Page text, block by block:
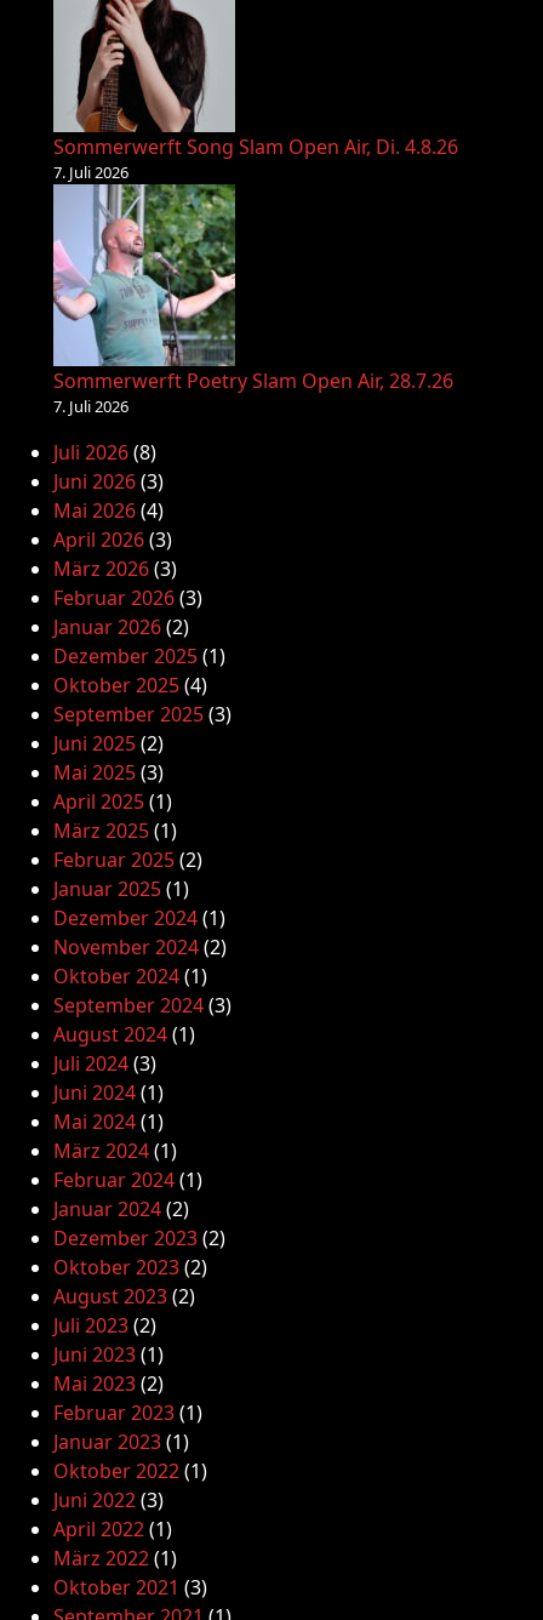
Sommerwerft Song Slam Open Air, Di. 4.8.26
7. Juli 2026
Sommerwerft Poetry Slam Open Air, 28.7.26
7. Juli 2026
Juli 2026(8)
Juni 2026(3)
Mai 2026(4)
April 2026(3)
März 2026(3)
Februar 2026(3)
Januar 2026(2)
Dezember 2025(1)
Oktober 2025(4)
September 2025(3)
Juni 2025(2)
Mai 2025(3)
April 2025(1)
März 2025(1)
Februar 2025(2)
Januar 2025(1)
Dezember 2024(1)
November 2024(2)
Oktober 2024(1)
September 2024(3)
August 2024(1)
Juli 2024(3)
Juni 2024(1)
Mai 2024(1)
März 2024(1)
Februar 2024(1)
Januar 2024(2)
Dezember 2023(2)
Oktober 2023(2)
August 2023(2)
Juli 2023(2)
Juni 2023(1)
Mai 2023(2)
Februar 2023(1)
Januar 2023(1)
Oktober 2022(1)
Juni 2022(3)
April 2022(1)
März 2022(1)
Oktober 2021 (3)